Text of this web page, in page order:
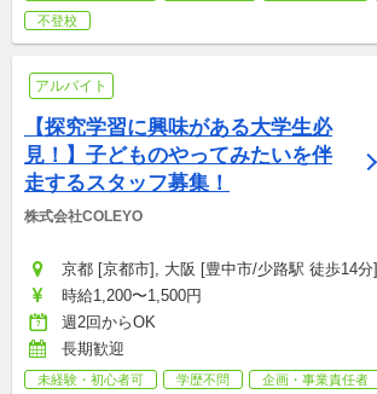
不登校
アルバイト
【探究学習に興味がある大学生必
見！】子どものやってみたいを伴
走するスタッフ募集！
株式会社COLEYO
京都 [京都市], 大阪 [豊中市/少路駅 徒歩14分]
時給1,200〜1,500円
週2回からOK
長期歓迎
未経験・初心者可 学歴不問 企画・事業責任者